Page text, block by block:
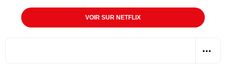
VOIR SUR NETFLIX